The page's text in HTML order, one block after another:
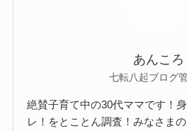
あんころ
七転八起ブログ
絶賛子育て中の30代ママです！
レ！をとことん調査！みなさま